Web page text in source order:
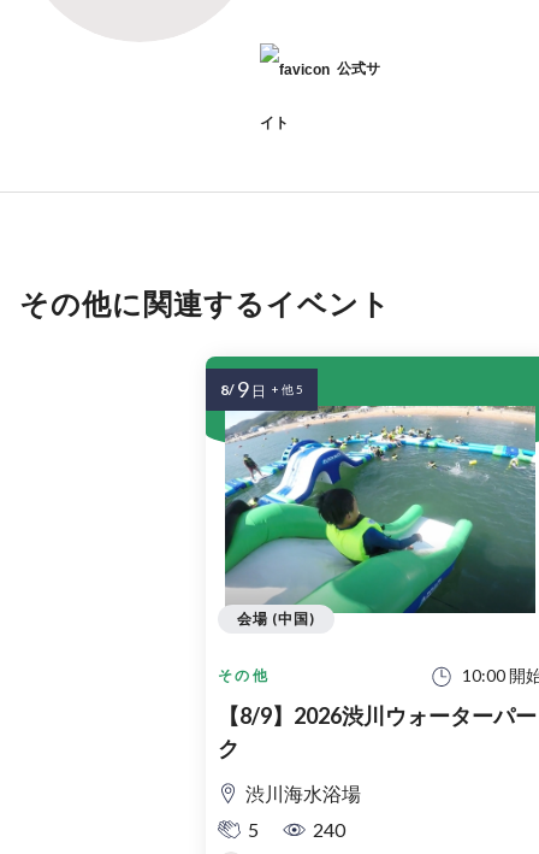
公式サ
イト
その他に関連するイベント
その他 10:00 開
【8/9】2026渋川ウォーターパー
ク
渋川海水浴場
5
240
会場 (中国)
8/ 9 日 + 他 5